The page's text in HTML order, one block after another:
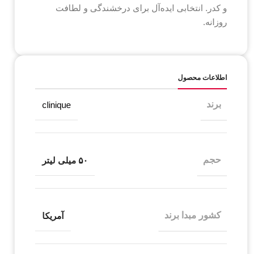
و کدر. انتخابی ایده‌آل برای درخشندگی و لطافت
روزانه.
اطلاعات محصول
برند clinique
حجم ۵۰ میلی لیتر
کشور مبدا برند آمریکا